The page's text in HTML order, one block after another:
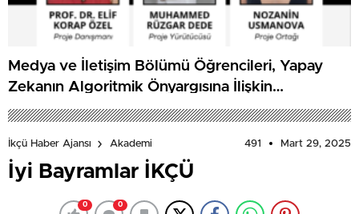
Medya ve İletişim Bölümü Öğrencileri, Yapay
Zekanın Algoritmik Önyargısına İlişkin
Farkındalık Düzeylerini Araştıracak
İkçü Haber Ajansı Akademi 491 Mart 29, 2025
İyi Bayramlar İKÇÜ
0 0